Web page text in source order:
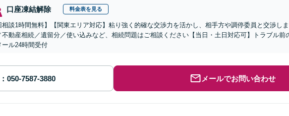
口座凍結解除 料金表を見る
相談1時間無料】【関東エリア対応】粘り強く的確な交渉力を活かし、相手方や調停委員と交渉し
不動産相続／遺留分／使い込みなど、相続問題はご相談ください【当日・土日対応可】トラブル前
ール24時間受付
メールでお問い合わせ